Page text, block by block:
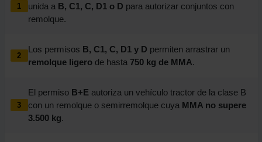
1
unida a B, C1, C, D1 o D para autorizar conjuntos con
remolque.
2
Los permisos B, C1, C, D1 y D permiten arrastrar un
remolque ligerode hasta 750 kg de MMA.
3
El permiso B+E autoriza un vehículo tractor de la clase B
con un remolque o semirremolque cuya MMA no supere
3.500 kg.